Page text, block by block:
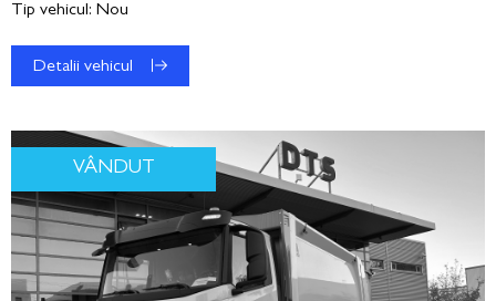
Tip vehicul: Nou
Detalii vehicul
VÂNDUT